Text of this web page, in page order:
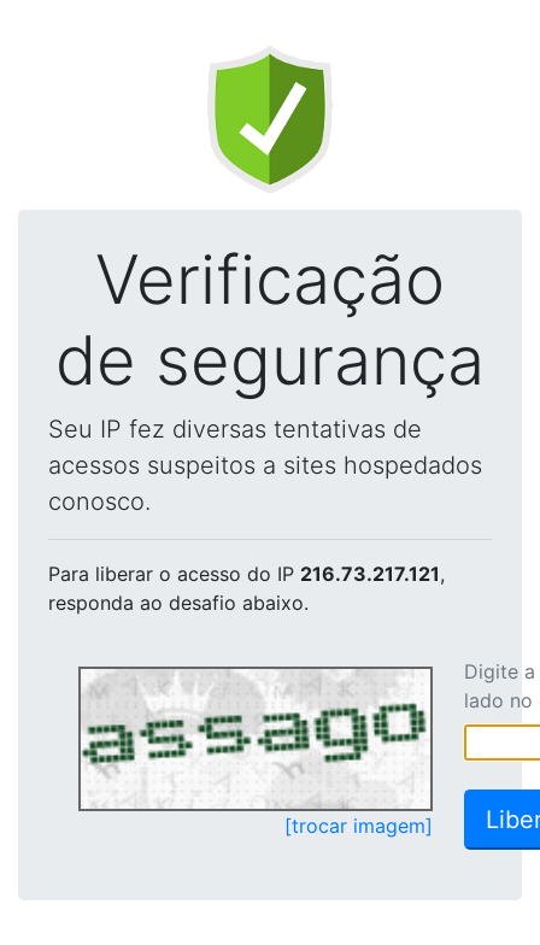
Verificação
de segurança
Seu IP fez diversas tentativas de
acessos suspeitos a sites hospedados
conosco.
Para liberar o acesso do IP 216.73.217.121,
responda ao desafio abaixo.
[trocar imagem]
Digite
lado no